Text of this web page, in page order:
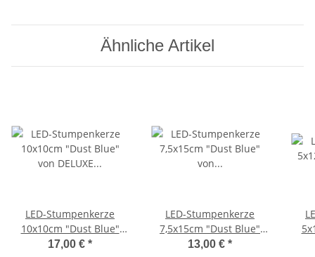
Ähnliche Artikel
LED-Stumpenkerze
10x10cm "Dust Blue"
von DELUXE Homeart
17,00 € *
LED-Stumpenkerze
7,5x15cm "Dust Blue"
von DELUXE Homeart
13,00 € *